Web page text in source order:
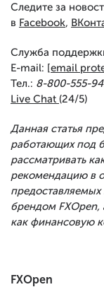
Следите за
в Facebook,
Служба
E-mail: [email
Тел.: 8-800-555-
Live Chat (24/5)
Данная статья
работающих под
рассматривать
рекомендацию в
брендом FXOpen,
как финансовую
FXOpen